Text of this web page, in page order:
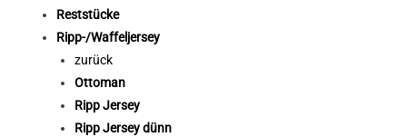
Reststücke
Ripp-/Waffeljersey
zurück
Ottoman
Ripp Jersey
Ripp Jersey dünn